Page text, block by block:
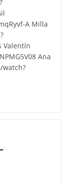
A Milla
Valentín
Ana